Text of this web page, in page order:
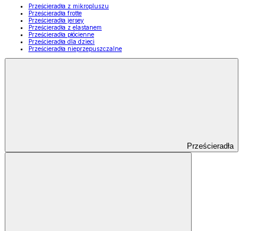
Prześcieradła z mikropluszu
Prześcieradła frotte
Prześcieradła jersey
Prześcieradła z elastanem
Prześcieradła płócienne
Prześcieradła dla dzieci
Prześcieradła nieprzepuszczalne
Prześcieradła